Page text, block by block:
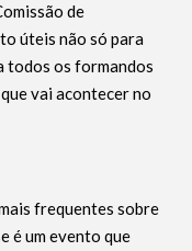
de
úteis não só para
todos os formandos
vai acontecer no
frequentes sobre
é um evento que